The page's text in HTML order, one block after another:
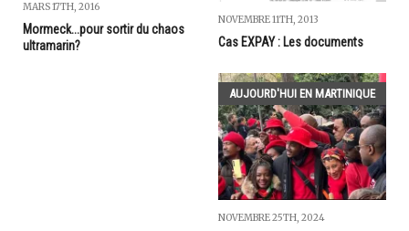
MARS 17TH, 2016
Mormeck...pour sortir du chaos
ultramarin?
NOVEMBRE 11TH, 2013
Cas EXPAY : Les documents
AUJOURD'HUI EN MARTINIQUE
NOVEMBRE 25TH, 2024